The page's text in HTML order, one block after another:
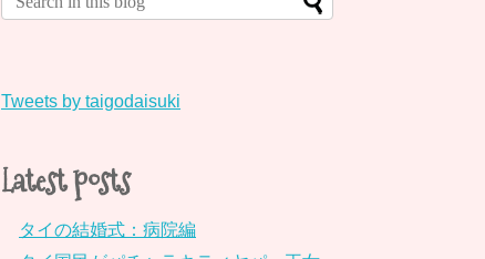
Tweets by taigodaisuki
Latest posts
タイの結婚式：病院編